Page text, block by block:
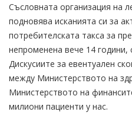
Съсловната организация на
подновява исканията си за
потребителската такса за
непроменена вече 14
Дискусиите за евентуален
между Министерството на
Министерството на
милиони пациенти у нас.